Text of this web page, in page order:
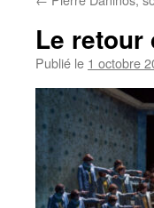
Le retour
Publié le 1 octobre